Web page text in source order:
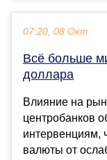
07:20, 08 Окт
Всё больше
доллара
Влияние на
центробанков
интервенциям,
валюты от